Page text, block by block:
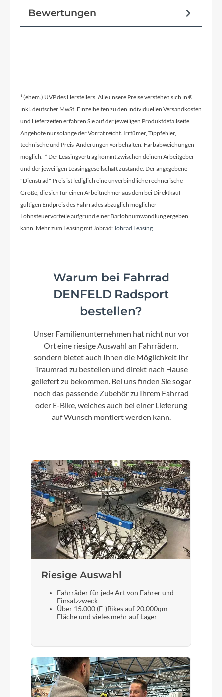
Glocke
CUBE Aluminium Lite
Modelljahr
Propalm ACID Kids
Schaltwerk
Aluminium Lite 6061
Kurbelgarnitur
Sunrace MFM300.7, 13-34T
Lenker
CUBE Aluminium Lite, 560mm
Farbe
KMC Z8.3
9,2 kg
Laufradgröße
Bewertungen
¹ (ehem.) UVP des Herstellers. Alle unsere Preise verstehen sich in €
inkl. deutscher MwSt. Einzelheiten zu den individuellen Versandkosten
und Lieferzeiten erfahren Sie auf der jeweiligen Produktdetailseite.
Angebote nur solange der Vorrat reicht. Irrtümer, Tippfehler,
technische und Preis-Änderungen vorbehalten. Farbabweichungen
möglich. * Der Leasingvertrag kommt zwischen deinem Arbeitgeber
und der jeweiligen Leasinggesellschaft zustande. Der angegebene
"Dienstrad"-Preis ist lediglich eine unverbindliche rechnerische
Größe, die sich für einen Arbeitnehmer aus dem bei Direktkauf
gültigen Endpreis des Fahrrades abzüglich möglicher
Lohnsteuervorteile aufgrund einer Barlohnumwandlung ergeben
kann. Mehr zum Leasing mit Jobrad:Jobrad Leasing
Warum bei Fahrrad
DENFELD Radsport
bestellen?
Unser Familienunternehmen hat nicht nur vor
Ort eine riesige Auswahl an Fahrrädern,
sondern bietet auch Ihnen die Möglichkeit Ihr
Traumrad zu bestellen und direkt nach Hause
geliefert zu bekommen. Bei uns finden Sie sogar
noch das passende Zubehör zu Ihrem Fahrrad
oder E-Bike, welches auch bei einer Lieferung
auf Wunsch montiert werden kann.
Riesige Auswahl
Fahrräder für jede Art von Fahrer und
Einsatzzweck
Über 15.000 (E-)Bikes auf 20.000qm
Fläche und vieles mehr auf Lager